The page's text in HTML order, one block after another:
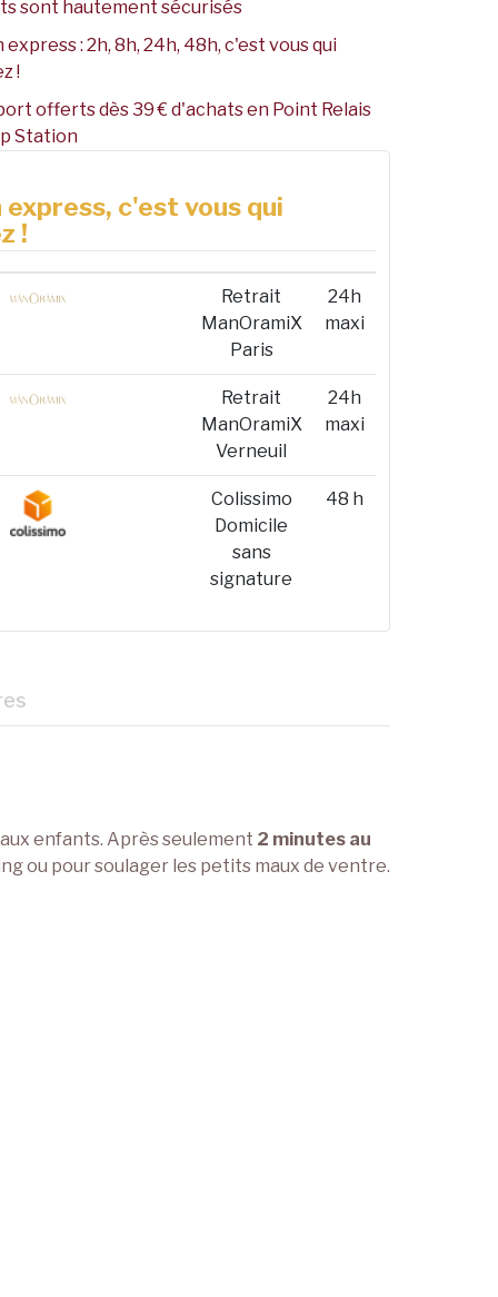
sont hautement sécurisés
: 2h, 8h, 24h, 48h, c'est vous qui
!
offerts dès 39 € d'achats en Point Relais
Station
c'est vous qui
!
Retrait
ManOramiX
Paris
24h
maxi
Retrait
ManOramiX
Verneuil
24h
maxi
Colissimo
Domicile
sans
signature
48 h
enfants. Après seulement 2 minutes au
ou pour soulager les petits maux de ventre.